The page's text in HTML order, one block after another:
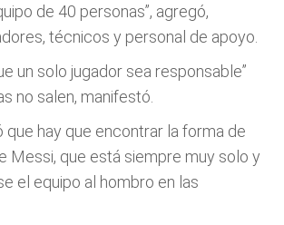
de 40 personas”, agregó,
técnicos y personal de apoyo.
un solo jugador sea responsable”
no salen, manifestó.
que hay que encontrar la forma de
Messi, que está siempre muy solo y
el equipo al hombro en las